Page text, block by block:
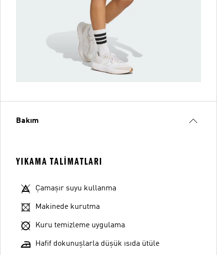
Bakım
YIKAMA TALIMATLARI
Çamaşır suyu kullanma
Makinede kurutma
Kuru temizleme uygulama
Hafif dokunuşlarla düşük ısıda ütüle